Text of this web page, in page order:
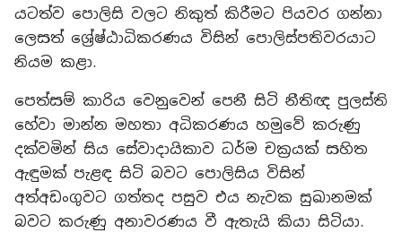
යටත්ව පොලිසි වලට නිකුත් කිරීමට පියවර ගන්නා
ලෙසත් ශ්‍රේෂ්ඨාධිකරණය විසින් පොලිස්පතිවරයාට
නියම කළා.
පෙත්සම් කාරිය වෙනුවෙන් පෙනී සිටි නීතිඥ පුලස්ති
හේවා මාන්න මහතා අධිකරණය හමුවේ කරුණු
දක්වමින් සිය සේවාදායිකාව ධර්ම චක්‍රයක් සහිත
ඇඳුමක් පැළඳ සිටි බවට පොලිසිය විසින්
අත්අඩංගුවට ගත්තද පසුව එය නැවක සුඛානමක්
බවට කරුණු අනාවරණය වී ඇතැයි කියා සිටියා.